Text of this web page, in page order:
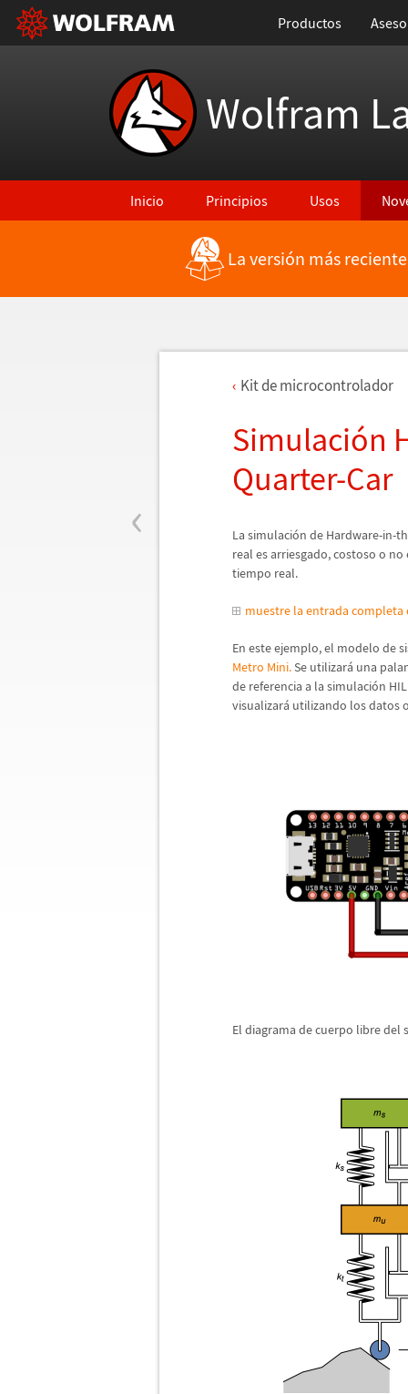
Productos
Wolfram
Inicio Principios Usos
La versión más
‹
Kit de microcontrolador
Simulación
Quarter-Car
La simulación de Hardware-in-
real es arriesgado, costoso o no
tiempo real.
muestre la entrada completa
En este ejemplo, el modelo de
Metro Mini.Se utilizará una
de referencia a la simulación
visualizará utilizando los datos
El diagrama de cuerpo libre del